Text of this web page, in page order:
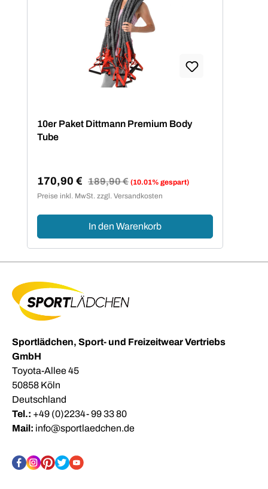
10er Paket Dittmann Premium Body
Tube
Verkaufspreis:
170,90 € Regulärer Preis:
189,90 € (10.01% gespart)
Preise inkl. MwSt. zzgl. Versandkosten
In den Warenkorb
Sportlädchen, Sport- und Freizeitwear Vertriebs
GmbH
Toyota-Allee 45
50858 Köln
Deutschland
Tel.: +49 (0)2234- 99 33 80
Mail: info@sportlaedchen.de